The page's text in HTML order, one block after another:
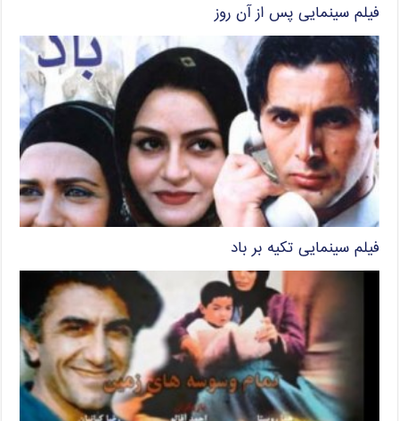
فیلم سینمایی پس از آن روز
فیلم سینمایی تکیه بر باد